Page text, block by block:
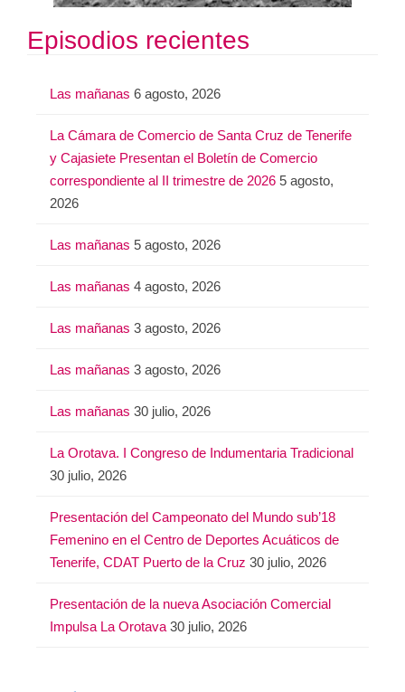
Episodios recientes
Las mañanas 6 agosto, 2026
La Cámara de Comercio de Santa Cruz de Tenerife
y Cajasiete Presentan el Boletín de Comercio
correspondiente al II trimestre de 2026 5 agosto,
2026
Las mañanas 5 agosto, 2026
Las mañanas 4 agosto, 2026
Las mañanas 3 agosto, 2026
Las mañanas 3 agosto, 2026
Las mañanas 30 julio, 2026
La Orotava. I Congreso de Indumentaria Tradicional
30 julio, 2026
Presentación del Campeonato del Mundo sub’18
Femenino en el Centro de Deportes Acuáticos de
Tenerife, CDAT Puerto de la Cruz 30 julio, 2026
Presentación de la nueva Asociación Comercial
Impulsa La Orotava 30 julio, 2026